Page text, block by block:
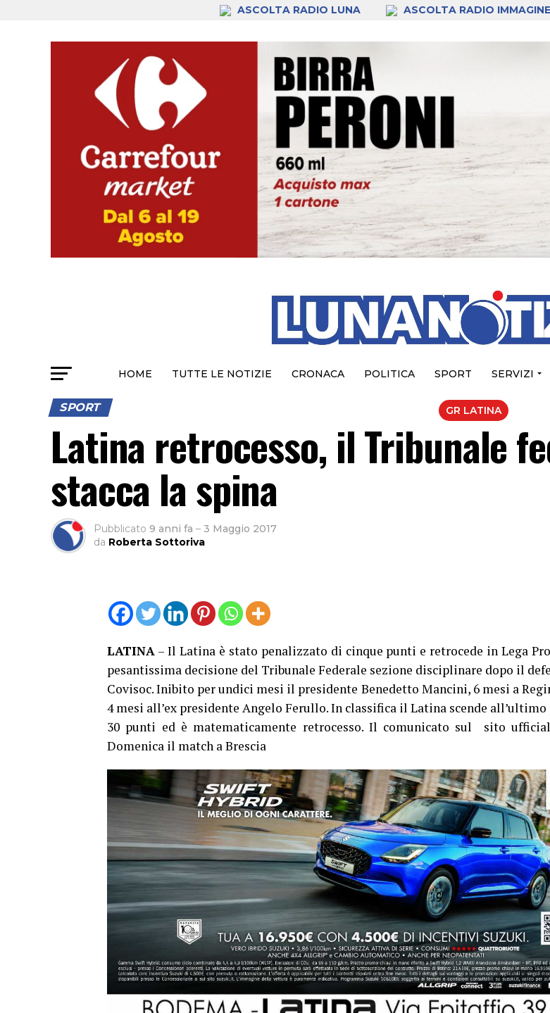
ASCOLTA RADIO LUNA ASCOLTA RADIO IMMAGINE
HOME TUTTE LE NOTIZIE CRONACA POLITICA SPORT SERVIZI
GR LATINA
SPORT
Latina retrocesso, il Tribunale
stacca la spina
Pubblicato 9 anni fa – 3 Maggio 2017
da Roberta Sottoriva
LATINA – Il Latina è stato penalizzato di cinque punti e retrocede in Lega
pesantissima decisione del Tribunale Federale sezione disciplinare dopo il
Covisoc. Inibito per undici mesi il presidente Benedetto Mancini, 6 mesi a
4 mesi all’ex presidente Angelo Ferullo. In classifica il Latina scende
30 punti ed è matematicamente retrocesso. Il comunicato sul sito
Domenica il match a Brescia